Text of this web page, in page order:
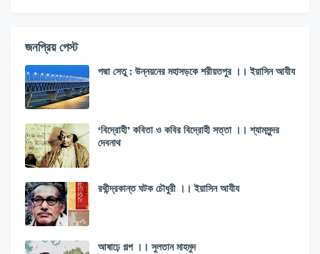
জনপ্রিয় পেস্ট
পদ্মা সেতু : উন্নয়নের মহাসড়কে শরীয়তপুর ।। ইয়াসিন আযীয
‘বিদ্রোহী’ কবিতা ও কবির বিদ্রোহী সত্তা ।। শ্যামসুন্দর
দেবনাথ
রথীন্দ্রকান্ত ঘটক চৌধুরী ।। ইয়াসিন আযীয
আষাঢ়ে গল্প ।। সুলতান মাহমুদ